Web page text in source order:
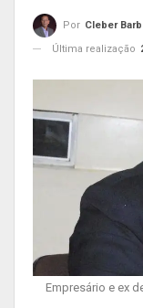
Por Cleber
Última realização
Empresário e ex